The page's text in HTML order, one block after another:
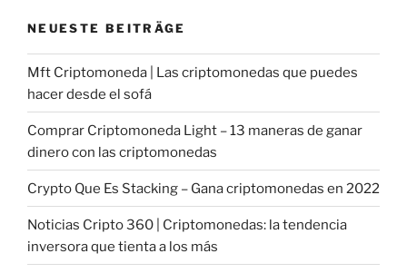
NEUESTE BEITRÄGE
Mft Criptomoneda | Las criptomonedas que puedes
hacer desde el sofá
Comprar Criptomoneda Light – 13 maneras de ganar
dinero con las criptomonedas
Crypto Que Es Stacking – Gana criptomonedas en 2022
Noticias Cripto 360 | Criptomonedas: la tendencia
inversora que tienta a los más